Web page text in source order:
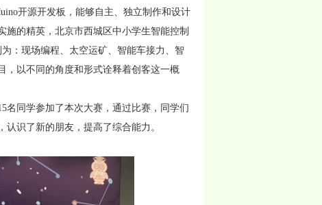
开源开发板，能够自主、独立制作和设计
的精英，北京市西城区中小学生智能控制
：现场编程、太空运矿、智能车接力、智
，以不同的角度和形式诠释着创客这一概
同学参加了本次大赛，通过比赛，同学们
识了新的朋友，提高了综合能力。